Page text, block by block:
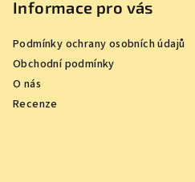
Informace pro vás
Podmínky ochrany osobních údajů
Obchodní podmínky
O nás
Recenze